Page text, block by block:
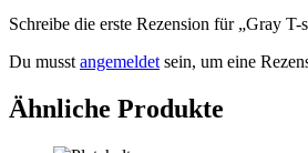
Schreibe die erste Rezension für „Gray T-
Du musst angemeldet sein, um eine
Ähnliche Produkte